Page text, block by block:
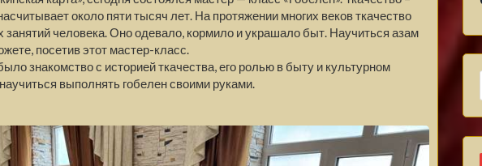
около пяти тысяч лет. На протяжении многих веков ткачество
занятий человека. Оно одевало, кормило и украшало быт. Научиться азам
посетив этот мастер-класс.
знакомство с историей ткачества, его ролью в быту и культурном
выполнять гобелен своими руками.